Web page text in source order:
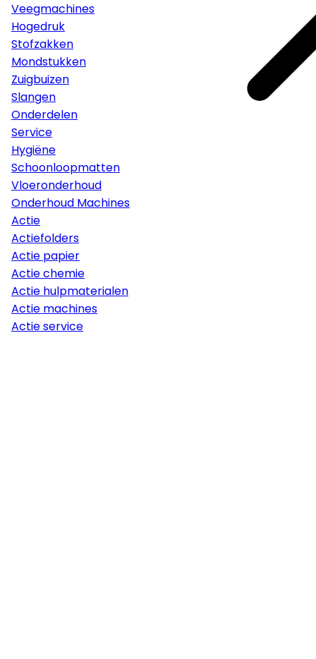
Veegmachines
Hogedruk
Stofzakken
Mondstukken
Zuigbuizen
Slangen
Onderdelen
Service
Hygiëne
Schoonloopmatten
Vloeronderhoud
Onderhoud Machines
Actie
Actiefolders
Actie papier
Actie chemie
Actie hulpmaterialen
Actie machines
Actie service